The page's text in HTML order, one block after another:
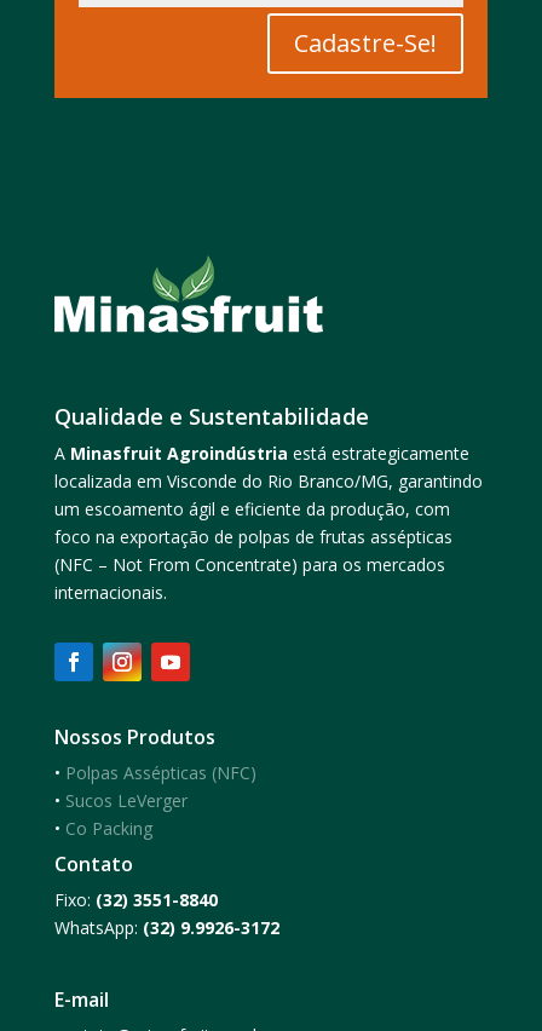
Cadastre-Se!
Qualidade e Sustentabilidade
A Minasfruit Agroindústria está estrategicamente
localizada em Visconde do Rio Branco/MG, garantindo
um escoamento ágil e eficiente da produção, com
foco na exportação de polpas de frutas assépticas
(NFC – Not From Concentrate) para os mercados
internacionais.
Nossos Produtos
• Polpas Assépticas (NFC)
• Sucos LeVerger
• Co Packing
Contato
Fixo: (32) 3551-8840
WhatsApp: (32) 9.9926-3172
E-mail